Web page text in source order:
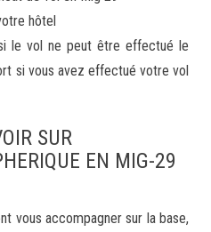
hôtel
le vol ne peut être effectué le
si vous avez effectué votre vol
SUR
EN MIG-29
vous accompagner sur la base,